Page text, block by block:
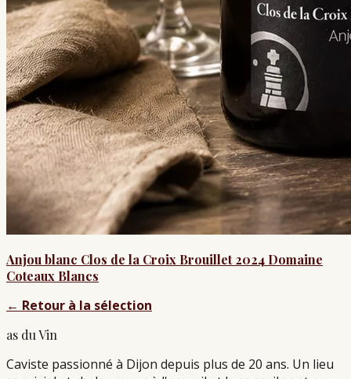
Anjou blanc Clos de la Croix Brouillet 2024 Domaine
Coteaux Blancs
← Retour à la sélection
as du Vin
Caviste passionné à Dijon depuis plus de 20 ans. Un lieu